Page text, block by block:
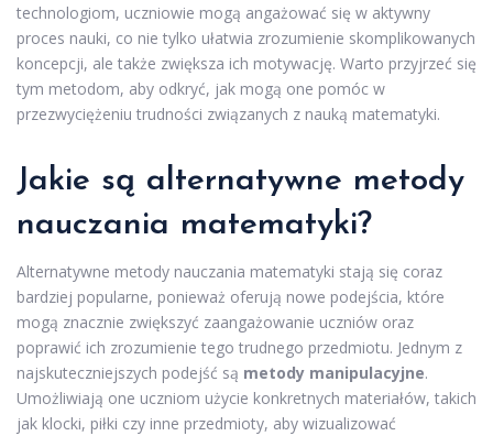
technologiom, uczniowie mogą angażować się w aktywny
proces nauki, co nie tylko ułatwia zrozumienie skomplikowanych
koncepcji, ale także zwiększa ich motywację. Warto przyjrzeć się
tym metodom, aby odkryć, jak mogą one pomóc w
przezwyciężeniu trudności związanych z nauką matematyki.
Jakie są alternatywne metody
nauczania matematyki?
Alternatywne metody nauczania matematyki stają się coraz
bardziej popularne, ponieważ oferują nowe podejścia, które
mogą znacznie zwiększyć zaangażowanie uczniów oraz
poprawić ich zrozumienie tego trudnego przedmiotu. Jednym z
najskuteczniejszych podejść są metody manipulacyjne.
Umożliwiają one uczniom użycie konkretnych materiałów, takich
jak klocki, piłki czy inne przedmioty, aby wizualizować